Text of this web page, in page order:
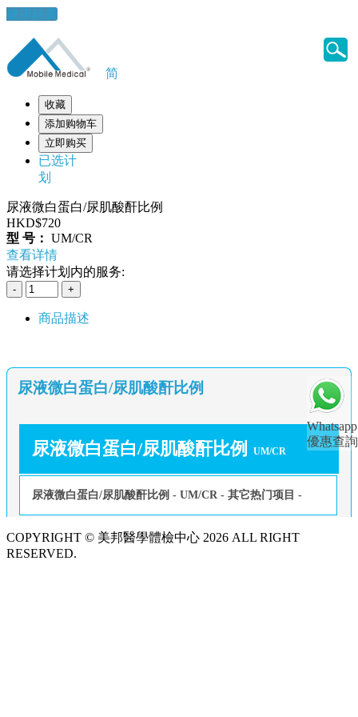
健康錦囊
Whatsapp
優惠查詢
简
收藏
添加购物车
立即购买
已选计
划
尿液微白蛋白/尿肌酸酐比例
HKD$720
型 号： UM/CR
查看详情
请选择计划内的服务:
商品描述
尿液微白蛋白/尿肌酸酐比例
尿液微白蛋白/尿肌酸酐比例 UM/CR
尿液微白蛋白/尿肌酸酐比例 - UM/CR - 其它热门项目 -
COPYRIGHT © 美邦醫學體檢中心 2026 ALL RIGHT
RESERVED.